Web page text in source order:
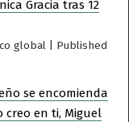
Gracia tras 12
global
Published
se encomienda
creo en ti, Miguel